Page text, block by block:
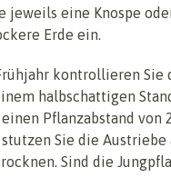
jeweils eine Knospe
Erde ein.
kontrollieren Sie
halbschattigen
Pflanzabstand von
Sie die
Sind die